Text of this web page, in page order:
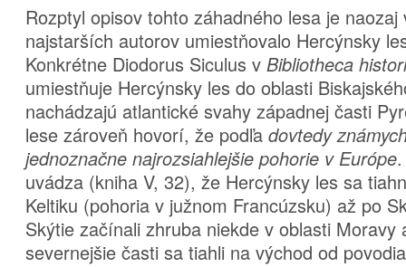
Rozptyl opisov tohto záhadného lesa je
najstarších autorov umiestňovalo Hercýnsky
Konkrétne Diodorus Siculus v Bibliotheca
umiestňuje Hercýnsky les do oblasti
nachádzajú atlantické svahy západnej časti
lese zároveň hovorí, že podľa dovtedy
jednoznačne najrozsiahlejšie pohorie v Európe
uvádza (kniha V, 32), že Hercýnsky les sa
Keltiku (pohoria v južnom Francúzsku) až po
Skýtie začínali zhruba niekde v oblasti Moravy
severnejšie časti sa tiahli na východ od